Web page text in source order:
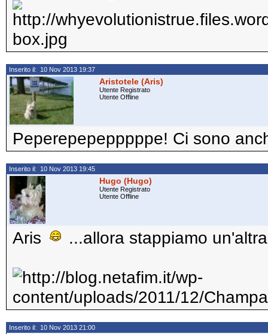
Inserito il: 10 Nov 2013 19:37
Aristotele (Aris)
Utente Registrato
Utente Offline
Peperepepepppppe! Ci sono
Inserito il: 10 Nov 2013 19:45
Hugo (Hugo)
Utente Registrato
Utente Offline
Aris ...allora stappiamo
Inserito il: 10 Nov 2013 21:00